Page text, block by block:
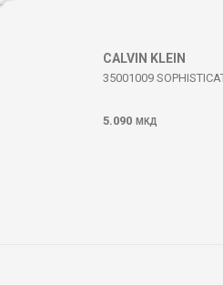
CALVIN KLEIN
35001009
5.090 МКД